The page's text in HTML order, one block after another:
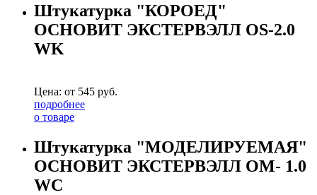
Штукатурка "КОРОЕД"
ОСНОВИТ ЭКСТЕРВЭЛЛ OS-2.0
WK
Цена: от 545 руб.
подробнее
о товаре
Штукатурка "МОДЕЛИРУЕМАЯ"
ОСНОВИТ ЭКСТЕРВЭЛЛ OM- 1.0
WC